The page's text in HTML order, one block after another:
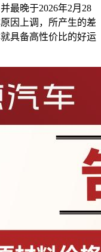
最晚于2026年2月28
因上调，所产生的差
具备高性价比的好运